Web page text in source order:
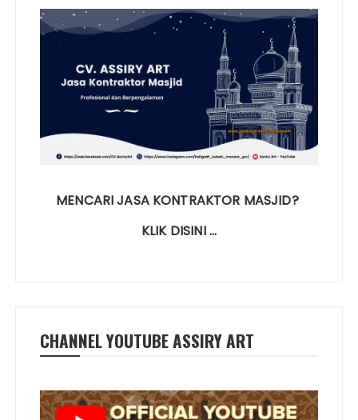
MENCARI JASA KONTRAKTOR MASJID?
KLIK DISINI …
CHANNEL YOUTUBE ASSIRY ART